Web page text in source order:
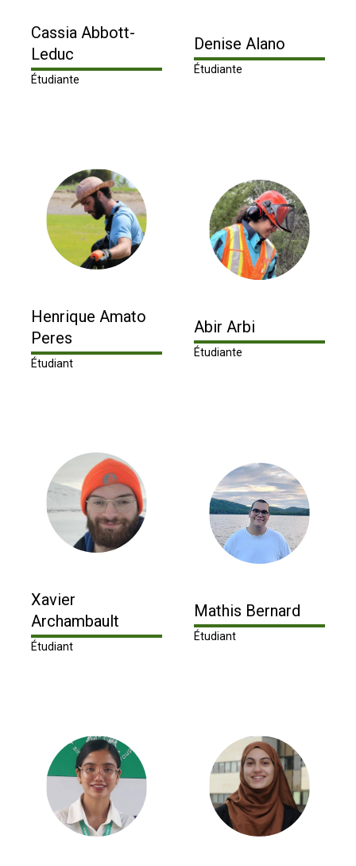
Cassia Abbott-
Leduc
Étudiante
Denise Alano
Étudiante
Henrique Amato
Peres
Étudiant
Abir Arbi
Étudiante
Xavier
Archambault
Étudiant
Mathis Bernard
Étudiant